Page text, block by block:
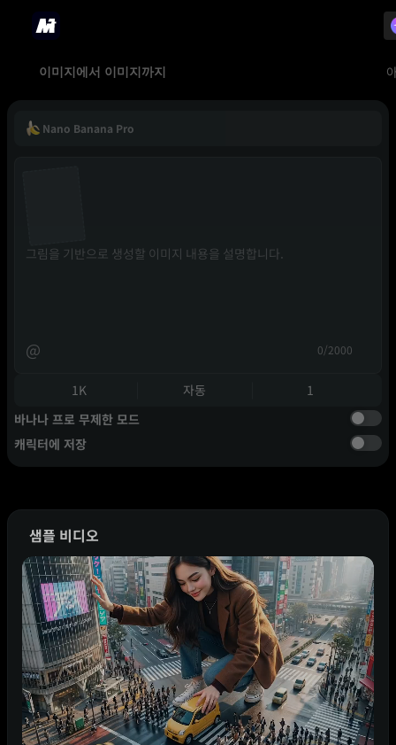
이미지에서 이미지까지
Nano Banana Pro
@ 0/2000
1K 자동
1
바나나 프로 무제한 모드
캐릭터에 저장
샘플 비디오